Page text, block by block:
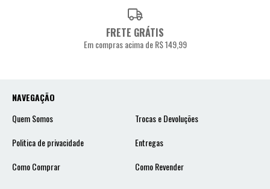
FRETE GRÁTIS
Em compras acima de R$ 149,99
NAVEGAÇÃO
Quem Somos
Trocas e Devoluções
Politica de privacidade
Entregas
Como Comprar
Como Revender